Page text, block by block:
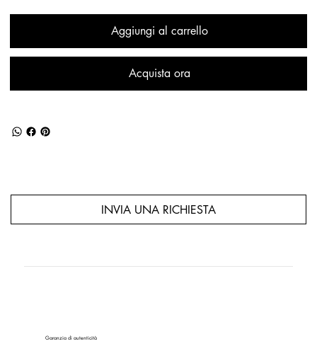
Aggiungi al carrello
Acquista ora
INVIA UNA RICHIESTA
Garanzia di autenticità